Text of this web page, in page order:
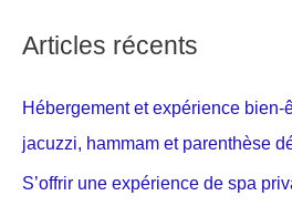
Articles récents
Hébergement et expérience bien-
jacuzzi, hammam et parenthèse
S’offrir une expérience de spa